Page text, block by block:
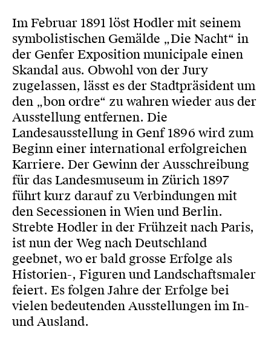
Im Februar 1891 löst Hodler mit seinem
symbolistischen Gemälde „Die Nacht“ in
der Genfer Exposition municipale einen
Skandal aus. Obwohl von der Jury
zugelassen, lässt es der Stadtpräsident um
den „bon ordre“ zu wahren wieder aus der
Ausstellung entfernen. Die
Landesausstellung in Genf 1896 wird zum
Beginn einer international erfolgreichen
Karriere. Der Gewinn der Ausschreibung
für das Landesmuseum in Zürich 1897
führt kurz darauf zu Verbindungen mit
den Secessionen in Wien und Berlin.
Strebte Hodler in der Frühzeit nach Paris,
ist nun der Weg nach Deutschland
geebnet, wo er bald grosse Erfolge als
Historien-, Figuren und Landschaftsmaler
feiert. Es folgen Jahre der Erfolge bei
vielen bedeutenden Ausstellungen im In-
und Ausland.